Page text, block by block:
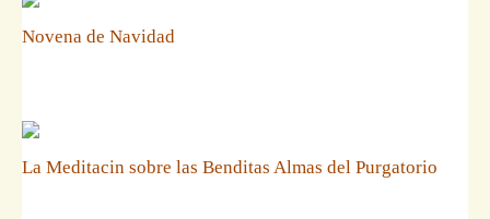
Novena de Navidad
La Meditacin sobre las Benditas Almas del Purgatorio